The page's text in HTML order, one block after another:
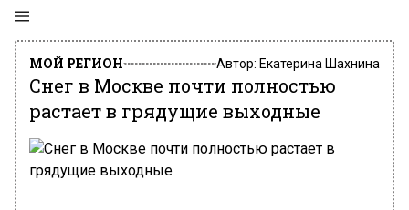
МОЙ РЕГИОН Автор: Екатерина Шахнина
Снег в Москве почти полностью
растает в грядущие выходные